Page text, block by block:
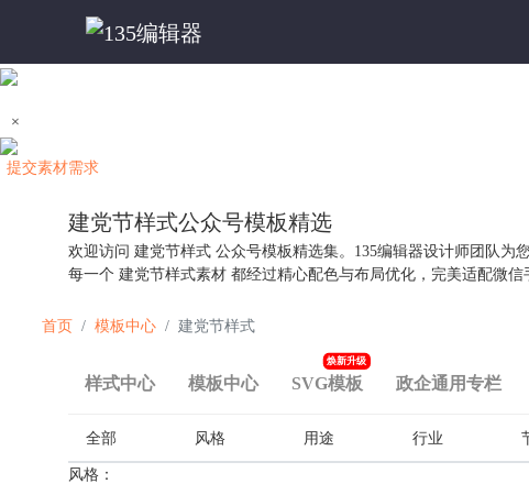
×
提交素材需求
建党节样式公众号模板精选
欢迎访问 建党节样式 公众号模板精选集。135编辑器设计师团队为
每一个 建党节样式素材 都经过精心配色与布局优化，完美适配微
首页 模板中心 建党节样式
样式中心 模板中心 SVG模板
焕新升级
政企通用专栏
全部 风格 用途 行业
风格：